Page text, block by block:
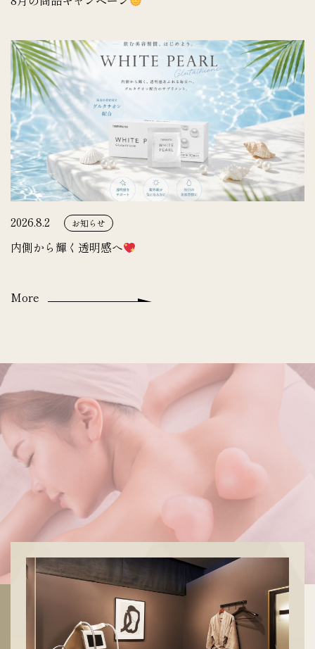
2026.8.2 お知らせ
内側から輝く透明感へ
More